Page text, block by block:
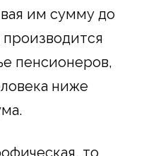
им сумму до
пенсионеров,
ниже
то